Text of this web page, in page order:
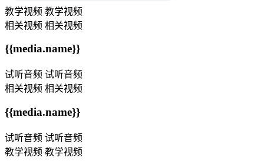
教学视频 教学视频
相关视频 相关视频
{{media.name}}
试听音频 试听音频
相关视频 相关视频
{{media.name}}
试听音频 试听音频
教学视频 教学视频